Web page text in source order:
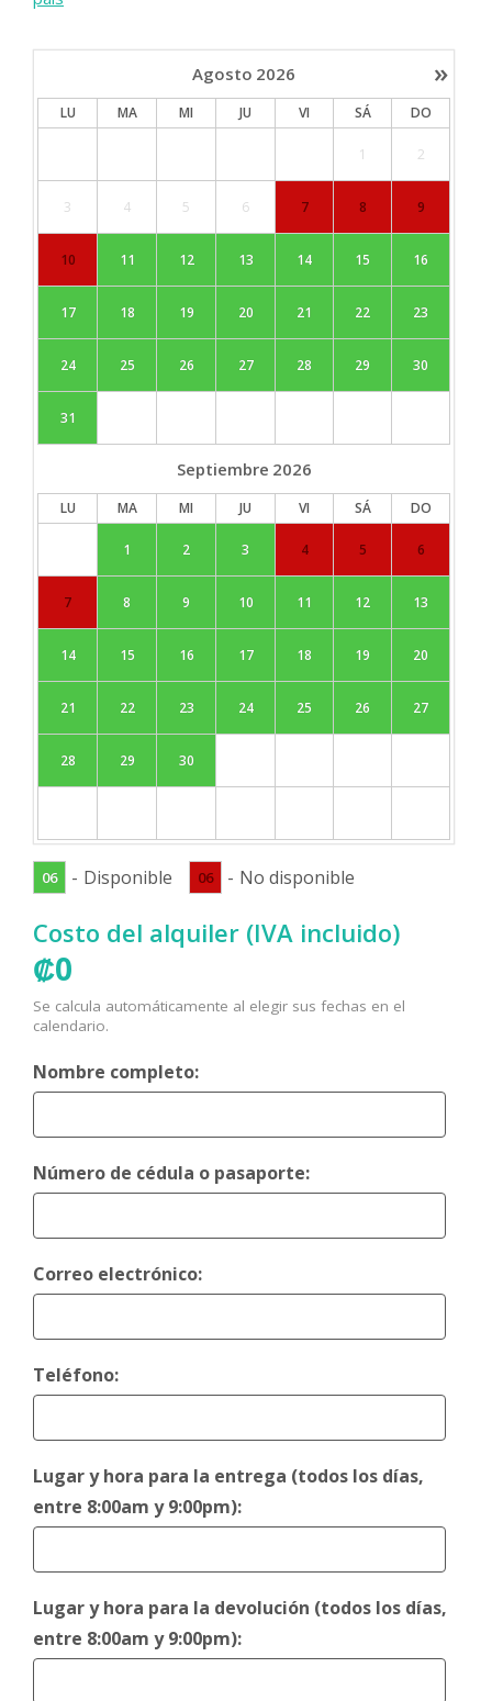
»
Agosto 2026
LU MA MI JU VI SÁ DO
1 2
3 4 5 6 7 8 9
10 11 12 13 14 15 16
17 18 19 20 21 22 23
24 25 26 27 28 29 30
31
Septiembre 2026
LU MA MI JU VI SÁ DO
1 2 3 4 5 6
7 8 9 10 11 12 13
14 15 16 17 18 19 20
21 22 23 24 25 26 27
28 29 30
06 - Disponible 06 - No disponible
Costo del alquiler (IVA incluido)
₡0
Se calcula automáticamente al elegir sus fechas en el
calendario.
Nombre completo:
Número de cédula o pasaporte:
Correo electrónico:
Teléfono:
Lugar y hora para la entrega (todos los días,
entre 8:00am y 9:00pm):
Lugar y hora para la devolución (todos los días,
entre 8:00am y 9:00pm):